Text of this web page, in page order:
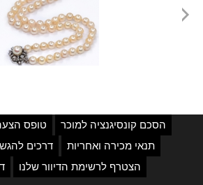
הסכם קונסיגנציה למוכר
טופס
תנאי מכירה ואחריות
דרכים
הצטרף לרשימת הדיוור שלנו